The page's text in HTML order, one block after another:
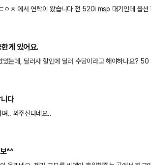
ㅇㅊ 에서 연락이 왔습니다 전 520i msp 대기인데 옵션
같다고 하는데 영맨 말로
게 있어요.
는데, 딜러사 할인에 딜러 수당이라고 해야하나요?
보호필름 , 우산 등 이런것들은
다
.. 와주신다네요..
^^